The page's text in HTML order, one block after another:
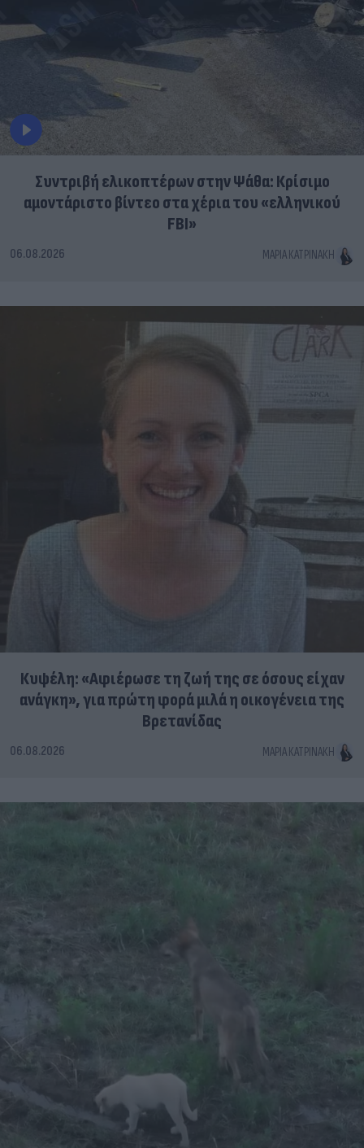
Συντριβή ελικοπτέρων στην Ψάθα: Κρίσιμο
αμοντάριστο βίντεο στα χέρια του «ελληνικού
FBI»
06.08.2026 ΜΑΡΊΑ ΚΑΤΡΙΝΆΚΗ
Κυψέλη: «Αφιέρωσε τη ζωή της σε όσους είχαν
ανάγκη», για πρώτη φορά μιλά η οικογένεια της
Βρετανίδας
06.08.2026 ΜΑΡΊΑ ΚΑΤΡΙΝΆΚΗ